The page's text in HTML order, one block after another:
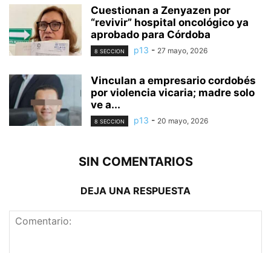
Cuestionan a Zenyazen por
“revivir” hospital oncológico ya
aprobado para Córdoba
8 SECCION p13 - 27 mayo, 2026
Vinculan a empresario cordobés
por violencia vicaria; madre solo
ve a...
8 SECCION p13 - 20 mayo, 2026
SIN COMENTARIOS
DEJA UNA RESPUESTA